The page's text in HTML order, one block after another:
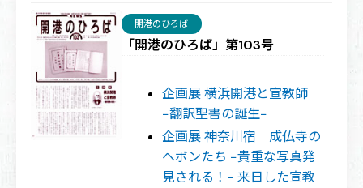
「開港のひろば」第103号
開港のひろば
企画展 横浜開港と宣教師
−翻訳聖書の誕生−
企画展 神奈川宿 成仏寺の
ヘボンたち −貴重な写真発
見される！− 来日した宣教